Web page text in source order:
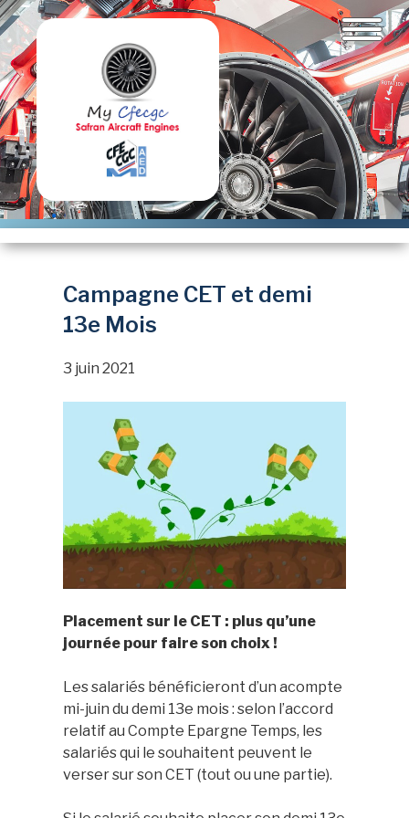
Aller
au
contenu
principal
Campagne CET et demi
13e Mois
3 juin 2021
Placement sur le CET : plus qu’une
journée pour faire son choix !
Les salariés bénéficieront d’un acompte
mi-juin du demi 13e mois : selon l’accord
relatif au Compte Epargne Temps, les
salariés qui le souhaitent peuvent le
verser sur son CET (tout ou une partie).